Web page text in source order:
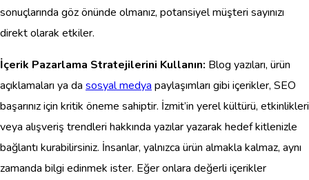
sonuçlarında göz önünde olmanız, potansiyel müşteri sayınızı
direkt olarak etkiler.
İçerik Pazarlama Stratejilerini Kullanın: Blog yazıları, ürün
açıklamaları ya da sosyal medya paylaşımları gibi içerikler, SEO
başarınız için kritik öneme sahiptir. İzmit’in yerel kültürü, etkinlikleri
veya alışveriş trendleri hakkında yazılar yazarak hedef kitlenizle
bağlantı kurabilirsiniz. İnsanlar, yalnızca ürün almakla kalmaz, aynı
zamanda bilgi edinmek ister. Eğer onlara değerli içerikler